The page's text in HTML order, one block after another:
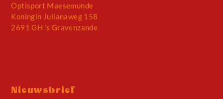
Optisport Maesemunde
Koningin Julianaweg 158
2691 GH ’s Gravenzande
Nieuwsbrief